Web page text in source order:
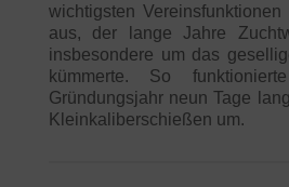
wichtigsten
aus, der lange Jahre
insbesondere um das
kümmerte. So
Gründungsjahr neun Tage
Kleinkaliberschießen um.